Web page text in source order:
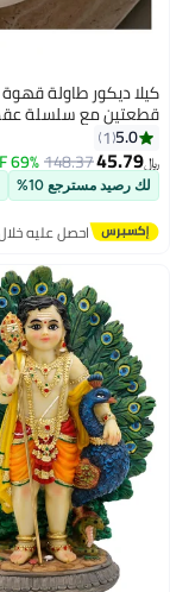
قهوة مكون من
عقدة قابلة
ديكورات
ديكور من
المنحوت يدويًا
69% OFF
+ 1
عليه خلال 15 - 16